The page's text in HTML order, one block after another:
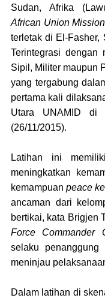
Sudan, Afrika
African Union
terletak di El-Fasher,
Terintegrasi dengan
Sipil, Militer maupun
yang tergabung
pertama kali
Utara UNAMID di
(26/11/2015).
Latihan ini
meningkatkan
kemampuan peace
ancaman dari
bertikai, kata Brigjen
Force Commander
selaku
meninjau
Dalam latihan di